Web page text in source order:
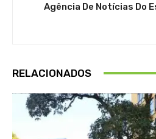
Agência De Notícias Do
RELACIONADOS